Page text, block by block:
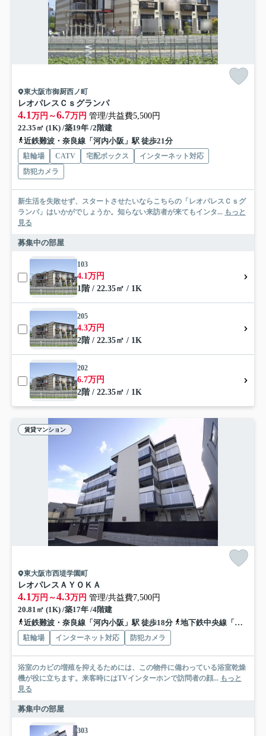
東大阪市御厨西ノ町
レオパレスＣｓグランパ
4.1万円～6.7万円 管理/共益費5,500円
22.35㎡ (1K) /築19年 /2階建
近鉄難波・奈良線「河内小阪」駅 徒歩21分
駐輪場 CATV 宅配ボックス
インターネット対応
防犯カメラ
新生活を失敗せず、スタートさせたいならこちらの「レオパレスＣｓグ
ランパ」はいかがでしょうか。知らない来訪者が来てもインタ... もっと
見る
募集中の部屋
103
4.1万円
1階 / 22.35㎡ / 1K
205
4.3万円
2階 / 22.35㎡ / 1K
202
6.7万円
2階 / 22.35㎡ / 1K
賃貸マンション
東大阪市西堤学園町
レオパレスＡＹＯＫＡ
4.1万円～4.3万円 管理/共益費7,500円
20.81㎡ (1K) /築17年 /4階建
近鉄難波・奈良線「河内小阪」駅 徒歩18分
地下鉄中央線「高井田」駅 徒歩19分
駐輪場 インターネット対応 防犯カメラ
浴室のカビの増殖を抑えるためには、この物件に備わっている浴室乾燥
機が役に立ちます。来客時にはTVインターホンで訪問者の顔... もっと
見る
募集中の部屋
303